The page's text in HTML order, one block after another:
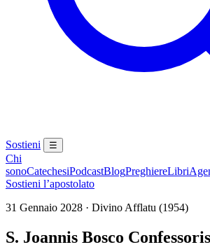
Sostieni ☰
Chi
sonoCatechesiPodcastBlogPreghiereLibri
Sostieni l’apostolato
31 Gennaio 2028 · Divino Afflatu (1954)
S. Joannis Bosco Confessoris